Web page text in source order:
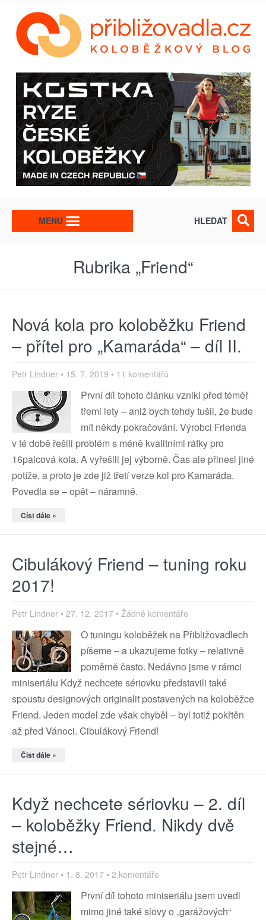
Rubrika „Friend“
Nová kola pro koloběžku Friend
– přítel pro „Kamaráda“ – díl II.
Petr Lindner 15. 7. 2019 11 komentářů
První díl tohoto článku vznikl před téměř
třemi lety – aniž bych tehdy tušil, že bude
mít někdy pokračování. Výrobci Frienda
v té době řešili problém s méně kvalitními ráfky pro
16palcová kola. A vyřešili jej výborně. Čas ale přinesl jiné
potíže, a proto je zde již třetí verze kol pro Kamaráda.
Povedla se – opět – náramně.
Číst dále »
Cibulákový Friend – tuning roku
2017!
Petr Lindner 27. 12. 2017 Žádné komentáře
O tuningu koloběžek na Přibližovadlech
píšeme – a ukazujeme fotky – relativně
poměrně často. Nedávno jsme v rámci
miniseriálu Když nechcete sériovku představili také
spoustu designových originalit postavených na koloběžce
Friend. Jeden model zde však chyběl – byl totiž pokřtěn
až před Vánoci. Cibulákový Friend!
Číst dále »
Když nechcete sériovku – 2. díl
– koloběžky Friend. Nikdy dvě
stejné…
Petr Lindner 1. 8. 2017 2 komentáře
První díl tohoto miniseriálu jsem uvedl
mimo jiné také slovy o „garážových“